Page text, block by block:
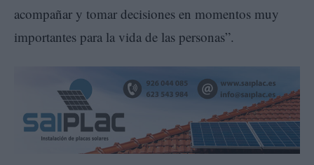
acompañar y tomar decisiones en momentos muy
importantes para la vida de las personas”.